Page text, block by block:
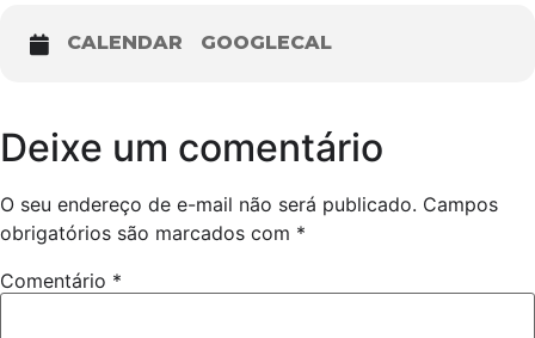
CALENDAR GOOGLECAL
Deixe um comentário
O seu endereço de e-mail não será publicado. Campos
obrigatórios são marcados com *
Comentário *